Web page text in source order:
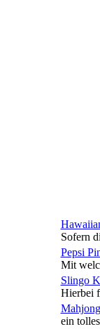
Sofern
Pepsi
Mit
Slingo
Hierbei
ein